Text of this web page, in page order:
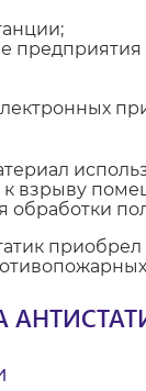
взрыву
обработки